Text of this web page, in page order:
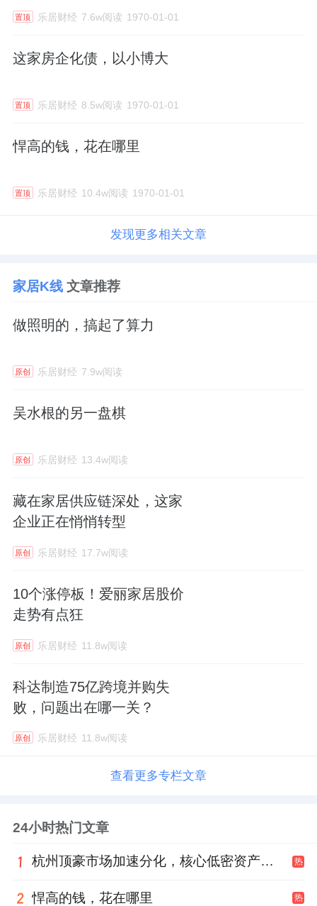
置顶 乐居财经 7.6w阅读 1970-01-01
这家房企化债，以小博大
置顶 乐居财经 8.5w阅读 1970-01-01
悍高的钱，花在哪里
置顶 乐居财经 10.4w阅读 1970-01-01
发现更多相关文章
家居K线文章推荐
做照明的，搞起了算力
原创 乐居财经 7.9w阅读
吴水根的另一盘棋
原创 乐居财经 13.4w阅读
藏在家居供应链深处，这家
企业正在悄悄转型
原创 乐居财经 17.7w阅读
10个涨停板！爱丽家居股价
走势有点狂
原创 乐居财经 11.8w阅读
科达制造75亿跨境并购失
败，问题出在哪一关？
原创 乐居财经 11.8w阅读
查看更多专栏文章
24小时热门文章
杭州顶豪市场加速分化，核心低密资产迎来价值兑现 热
悍高的钱，花在哪里 热